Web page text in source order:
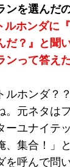
ンを選んだ
ルホンダに
だ？』と聞
ンって答え
ルホンダ？
。元ネタは
ーユナイテ
、集合！」
を呼んで問